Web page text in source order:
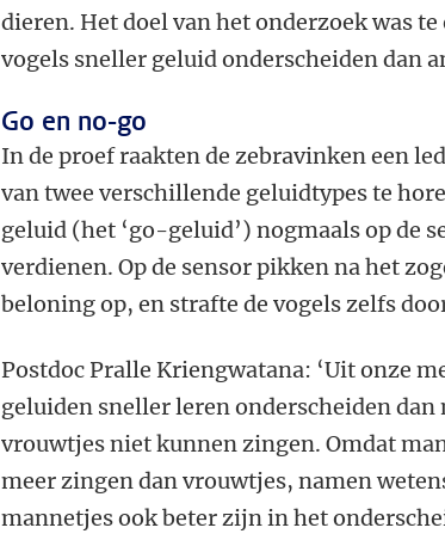
dieren. Het doel van het onderzoek was
vogels sneller geluid onderscheiden dan
Go en no-go
In de proef raakten de zebravinken een
van twee verschillende geluidtypes te
geluid (het ‘go-geluid’) nogmaals op de
verdienen. Op de sensor pikken na het
beloning op, en strafte de vogels zelfs
Postdoc Pralle Kriengwatana: ‘Uit onze
geluiden sneller leren onderscheiden
vrouwtjes niet kunnen zingen. Omdat
meer zingen dan vrouwtjes, namen
mannetjes ook beter zijn in het